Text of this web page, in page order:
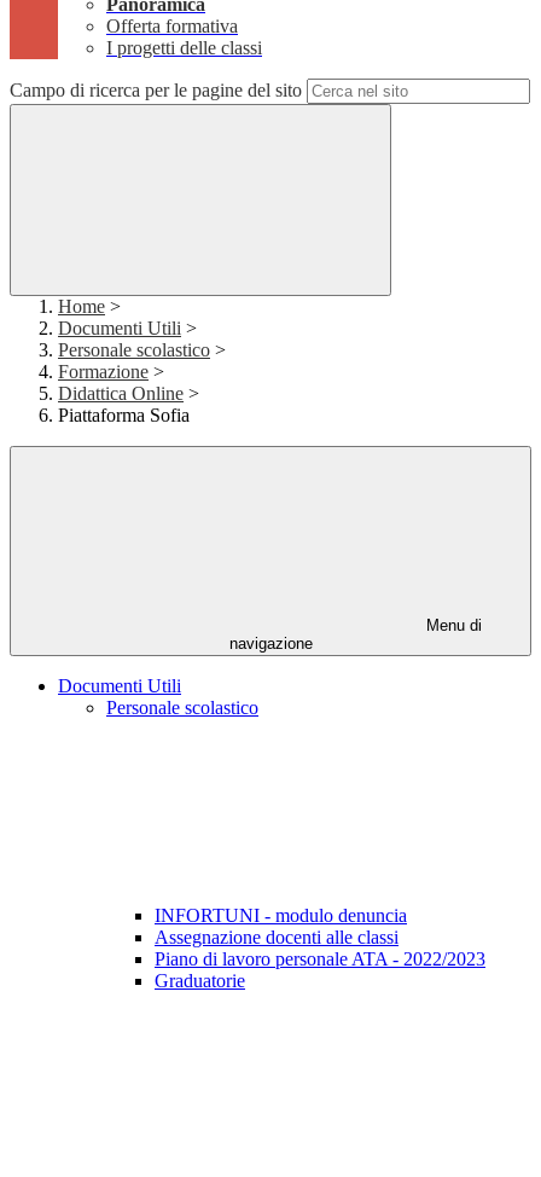
Panoramica
Offerta formativa
I progetti delle classi
Campo di ricerca per le pagine del sito
Home >
Documenti Utili >
Personale scolastico >
Formazione >
Didattica Online >
Piattaforma Sofia
Menu di
navigazione
Documenti Utili
Personale scolastico
INFORTUNI - modulo denuncia
Assegnazione docenti alle classi
Piano di lavoro personale ATA - 2022/2023
Graduatorie